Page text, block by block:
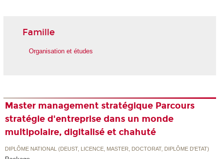
Famille
Organisation et études
Master management stratégique Parcours
stratégie d'entreprise dans un monde
multipolaire, digitalisé et chahuté
DIPLÔME NATIONAL (DEUST, LICENCE, MASTER, DOCTORAT, DIPLÔME D'ETAT)